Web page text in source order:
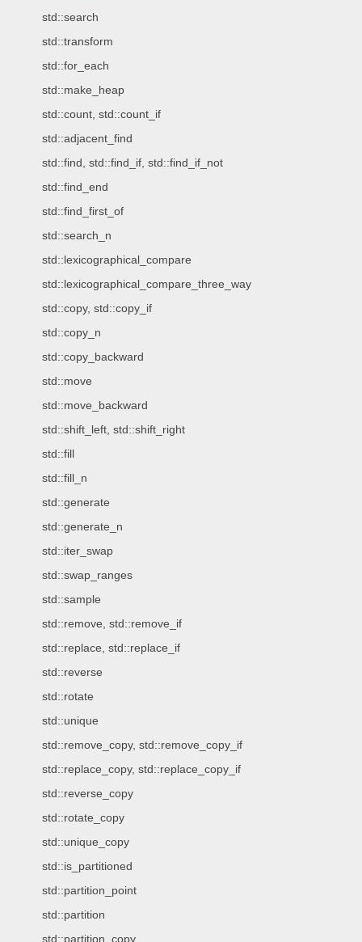
std::search
std::transform
std::for_each
std::make_heap
std::count, std::count_if
std::adjacent_find
std::find, std::find_if, std::find_if_not
std::find_end
std::find_first_of
std::search_n
std::lexicographical_compare
std::lexicographical_compare_three_way
std::copy, std::copy_if
std::copy_n
std::copy_backward
std::move
std::move_backward
std::shift_left, std::shift_right
std::fill
std::fill_n
std::generate
std::generate_n
std::iter_swap
std::swap_ranges
std::sample
std::remove, std::remove_if
std::replace, std::replace_if
std::reverse
std::rotate
std::unique
std::remove_copy, std::remove_copy_if
std::replace_copy, std::replace_copy_if
std::reverse_copy
std::rotate_copy
std::unique_copy
std::is_partitioned
std::partition_point
std::partition
std::partition_copy